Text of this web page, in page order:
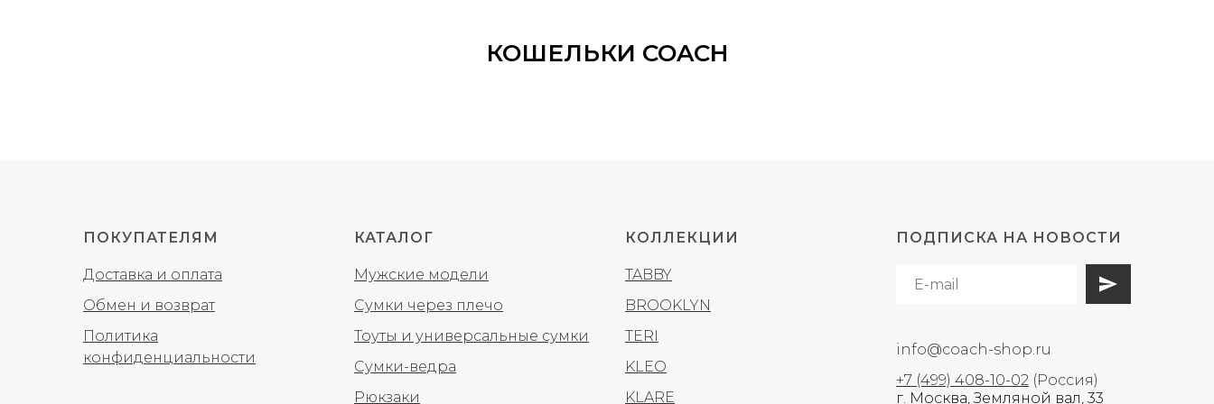
КОШЕЛЬКИ COACH
ПОКУПАТЕЛЯМ
Доставка и оплата
Обмен и возврат
Политика
конфиденциальности
КАТАЛОГ
Мужские модели
Сумки через плечо
Тоуты и универсальные сумки
Сумки-ведра
Рюкзаки
КОЛЛЕКЦИИ
TABBY
BROOKLYN
TERI
KLEO
KLARE
ПОДПИСКА НА НОВОСТИ
info@coach-shop.ru
+7 (499) 408-10-02 (Россия)
г. Москва, Земляной вал, 33